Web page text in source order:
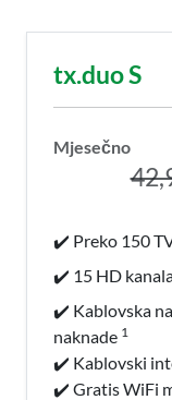
tx.duo S
Mjesečno
✔️ Preko 150
✔️ 15 HD
✔️ Kablovska
naknade 1
✔️ Kablovski
✔️ Gratis WiFi